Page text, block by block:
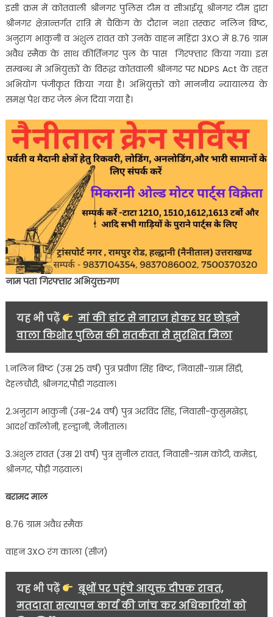
इसी क्रम में कोतवाली श्रीनगर पुलिस टीम व सीआईयू श्रीनगर टीम द्वारा
श्रीनगर क्षेत्रान्तर्गत रात्रि में चैकिंग के दौरान नशा तस्कर नलिन बिष्ट,
अनुराग भाकुनी व अंशुल रावत को उनके वाहन महिंद्रा 3XO में 8.76 ग्राम
अवैध स्मैक के साथ कीर्तिनगर पुल के पास गिरफ्तार किया गया। इस
सम्बन्ध में अभियुक्तों के विरूद्ध कोतवाली श्रीनगर पर NDPS Act के तहत
अभियोग पंजीकृत किया गया है। अभियुक्तों को माननीय न्यायालय के
समक्ष पेश कर जेल भेज दिया गया है।
नाम पता गिरफ्तार अभियुक्तगण
यह भी पढ़ें
मां की डांट से नाराज होकर घर छोड़ने
वाला किशोर पुलिस की सतर्कता से सुरक्षित मिला
1.नलिन बिष्ट (उम्र 25 वर्ष) पुत्र प्रवीण सिंह बिष्ट, निवासी-ग्राम सिंडी,
देहलचौरी, श्रीनगर,पौड़ी गढ़वाल।
2.अनुराग भाकुनी (उम्र-24 वर्ष) पुत्र अरविंद सिंह, निवासी-कुसुमखेड़ा,
आदर्श कॉलोनी, हल्द्वानी, नैनीताल।
3.अंशुल रावत (उम्र 21 वर्ष) पुत्र सुनील रावत, निवासी-ग्राम कोटी, कमेडा,
श्रीनगर, पौड़ी गढ़वाल।
बरामद माल
8.76 ग्राम अवैध स्मैक
वाहन 3XO रंग काला (सीज)
यह भी पढ़ें
बूथों पर पहुंचे आयुक्त दीपक रावत,
मतदाता सत्यापन कार्य की जांच कर अधिकारियों को